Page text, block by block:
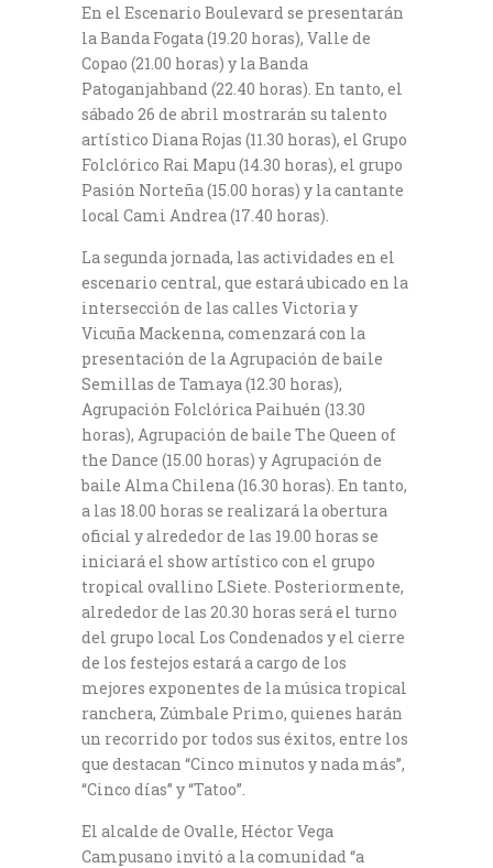
En el Escenario Boulevard se presentarán
la Banda Fogata (19.20 horas), Valle de
Copao (21.00 horas) y la Banda
Patoganjahband (22.40 horas). En tanto, el
sábado 26 de abril mostrarán su talento
artístico Diana Rojas (11.30 horas), el Grupo
Folclórico Rai Mapu (14.30 horas), el grupo
Pasión Norteña (15.00 horas) y la cantante
local Cami Andrea (17.40 horas).
La segunda jornada, las actividades en el
escenario central, que estará ubicado en la
intersección de las calles Victoria y
Vicuña Mackenna, comenzará con la
presentación de la Agrupación de baile
Semillas de Tamaya (12.30 horas),
Agrupación Folclórica Paihuén (13.30
horas), Agrupación de baile The Queen of
the Dance (15.00 horas) y Agrupación de
baile Alma Chilena (16.30 horas). En tanto,
a las 18.00 horas se realizará la obertura
oficial y alrededor de las 19.00 horas se
iniciará el show artístico con el grupo
tropical ovallino LSiete. Posteriormente,
alrededor de las 20.30 horas será el turno
del grupo local Los Condenados y el cierre
de los festejos estará a cargo de los
mejores exponentes de la música tropical
ranchera, Zúmbale Primo, quienes harán
un recorrido por todos sus éxitos, entre los
que destacan “Cinco minutos y nada más”,
“Cinco días” y “Tatoo”.
El alcalde de Ovalle, Héctor Vega
Campusano invitó a la comunidad “a